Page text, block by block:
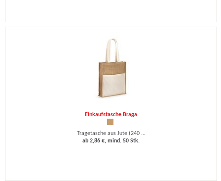
Einkaufstasche Braga
Tragetasche aus Jute (240 ...
ab 2,86 €, mind. 50 Stk.